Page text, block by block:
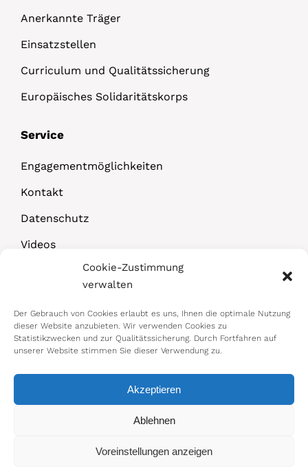
Cookie-Zustimmung
verwalten
Der Gebrauch von Cookies erlaubt es uns, Ihnen die optimale Nutzung
dieser Website anzubieten. Wir verwenden Cookies zu
Statistikzwecken und zur Qualitätssicherung. Durch Fortfahren auf
unserer Website stimmen Sie dieser Verwendung zu.
Akzeptieren
Ablehnen
Voreinstellungen anzeigen
Anerkannte Träger
Einsatzstellen
Curriculum und Qualitätssicherung
Europäisches Solidaritätskorps
Service
Engagementmöglichkeiten
Kontakt
Datenschutz
Videos
© 2026 Bundesministerium für Arbeit,
Konsumentenschutz